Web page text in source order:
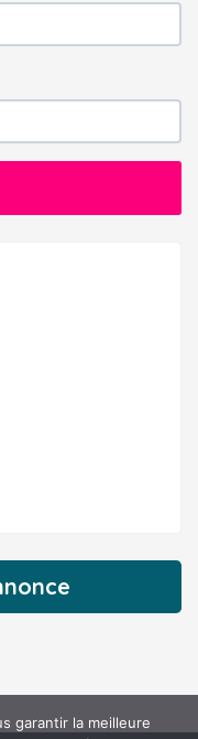
garantir la meilleure